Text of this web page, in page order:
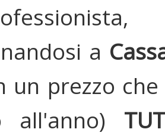
a
un prezzo
all'anno)